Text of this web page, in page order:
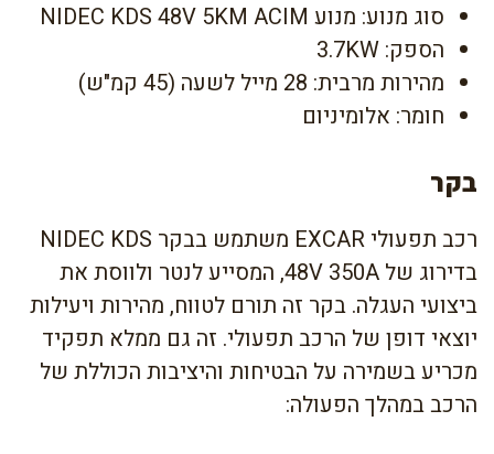
סוג מנוע: מנוע NIDEC KDS 48V 5KM ACIM
הספק: 3.7KW
מהירות מרבית: 28 מייל לשעה (45 קמ"ש)
חומר: אלומיניום
בקר
רכב תפעולי EXCAR משתמש בבקר NIDEC KDS
בדירוג של 48V 350A, המסייע לנטר ולווסת את
ביצועי העגלה. בקר זה תורם לטווח, מהירות ויעילות
יוצאי דופן של הרכב תפעולי. זה גם ממלא תפקיד
מכריע בשמירה על הבטיחות והיציבות הכוללת של
הרכב במהלך הפעולה: